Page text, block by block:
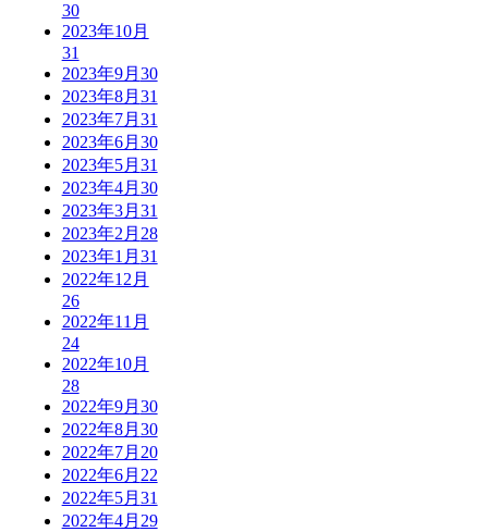
30
2023年10月
31
2023年9月 30
2023年8月 31
2023年7月 31
2023年6月 30
2023年5月 31
2023年4月 30
2023年3月 31
2023年2月 28
2023年1月 31
2022年12月
26
2022年11月
24
2022年10月
28
2022年9月 30
2022年8月 30
2022年7月 20
2022年6月 22
2022年5月 31
2022年4月 29